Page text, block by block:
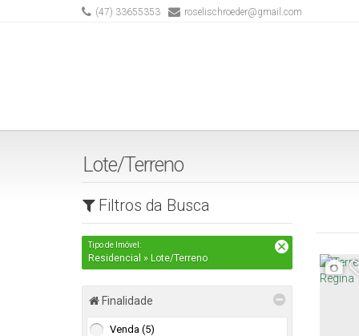
(47) 33655353 roselischroeder@gmail.com
Lote/Terreno
Filtros da Busca
Tipo de Imóvel:
Residencial » Lote/Terreno
Finalidade
Venda (5)